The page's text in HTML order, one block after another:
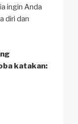
ingin Anda
diri dan
katakan: